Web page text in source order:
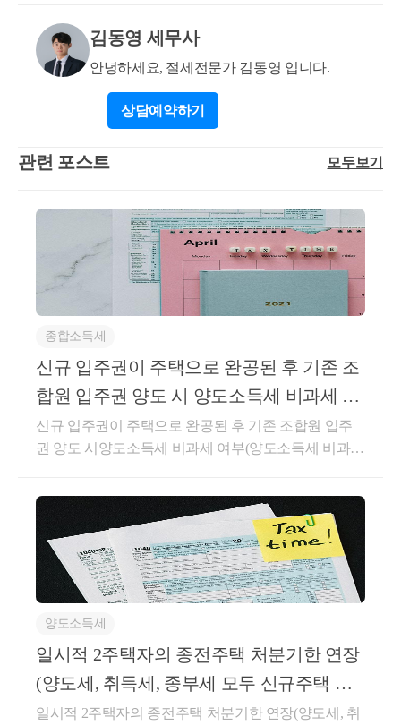
경우 3년)이내에 종전 오피스텔을 양도할 경우, 취득세
는 중과되지 않고 일시적 2주택 취득세율인 1.1%~3.5%
가 적용됩니다. 지방세법 시행령 제28조의5(일시적 2
로 정하는 일시적 2주택”이란 국내에 주택, 조합원입
가 그 주택, 조합원입주권, 주택분양권 또는 오피스텔
다)을 소유한 상태에서 이사ㆍ학업ㆍ취업ㆍ직장이전
및 이와 유사한 사유로 다른 1주택(이하 이 조 및 제36
조의3에서 “신규 주택”이라 한다)을 추가로 취득한 후
3년(종전 주택등과 신규 주택이 모두 「주택법」 제63
조의2제1항제1호에 따른 조정대상지역에 있는 경우에
는 2년으로 하며, 이하 이 조에서 “일시적 2주택 기
입주권 또는 주택분양권에 의한 주택이거나 종전 주택
등이 조합원입주권 또는 주택분양권인 경우에는 신규
주택을 포함한다)을 처분하는 경우 해당 신규 주택을
말한다. 도움이 되셨길 바랍니다. 감사합니다.
은 사실상 양도세 비과세는 불가능하며 일반세율로 양
도소득세를 납부하셔야 합니다. 만약, A, B를 모두 파
시고 최종적으로 C주택을 양도한다면 1세대 1주택 양
도세 비과세를 적용받을 수 있습니다. 도움이 되셨길
바랍니다. 감사합니다. * 보다 궁금한 사항이 있으실
락을 주셔도 됩니다.
김동영 세무사
안녕하세요, 절세전문가 김동영 입니다.
상담예약하기
관련 포스트 모두보기
종합소득세
신규 입주권이 주택으로 완공된 후 기존 조
합원 입주권 양도 시 양도소득세 비과세 여
부
신규 입주권이 주택으로 완공된 후 기존 조합원 입주
권 양도 시양도소득세 비과세 여부(양도소득세 비과세
요 지조합원입주권을 1개 보유한 1세대가 새로운 조합
원입주권을 취득하여 그 조합원입주권이 해당1주택으
로 완공된 후 3년 이내에 해당 조합원입주권을 양도하
는 경우 ｢소득세법｣ 제89조제1항제4호나목에 따른 비
과세 특례를 적용하는 것임회 신【질의】신규 조합원
입주권이 주택으로 완공된 후 3년 이내에 종전주택이
관리처분 계획인가로 변환된 조합원입주권을 양도하
는 경우, 소득법§89①(4)나목에 따른 비과세 특례를 적
용 가능(제2안) 소득법§89①(4)나목 적용 불가【회
신】귀 질의의 경우 조합원입주권을 1개 보유한 1세대
양도소득세
일시적 2주택자의 종전주택 처분기한 연장
(양도세, 취득세, 종부세 모두 신규주택 취
득일로부터 3년으로 연장)
일시적 2주택자의 종전주택 처분기한 연장(양도세, 취